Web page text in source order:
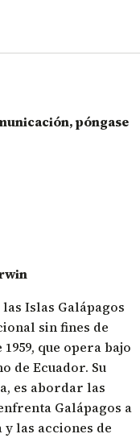
póngase
Islas Galápagos
sin fines de
que opera bajo
de Ecuador. Su
es abordar las
Galápagos a
las acciones de